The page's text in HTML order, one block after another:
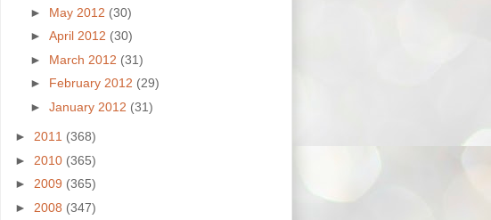
► May 2012 (30)
► April 2012 (30)
► March 2012 (31)
► February 2012 (29)
► January 2012 (31)
► 2011 (368)
► 2010 (365)
► 2009 (365)
► 2008 (347)